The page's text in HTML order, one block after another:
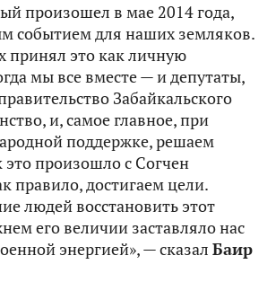
произошел в мае 2014 года,
событием для наших земляков.
принял это как личную
мы все вместе — и депутаты,
Забайкальского
и, самое главное, при
поддержке, решаем
произошло с Согчен
правило, достигаем цели.
людей восстановить этот
его величии заставляло нас
энергией», — сказал Баир